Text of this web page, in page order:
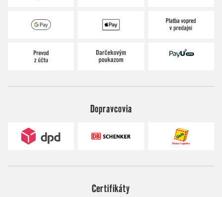
Dopravcovia
Certifikáty